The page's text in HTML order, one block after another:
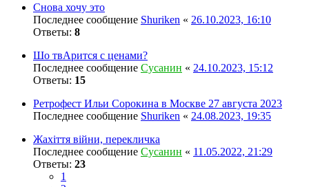
Снова хочу это
Последнее сообщение Shuriken « 26.10.2023, 16:10
Ответы: 8
Шо твАрится с ценами?
Последнее сообщение Сусанин « 24.10.2023, 15:12
Ответы: 15
Ретрофест Ильи Сорокина в Москве 27 августа 2023
Последнее сообщение Shuriken « 24.08.2023, 19:35
Жахіття війни, перекличка
Последнее сообщение Сусанин « 11.05.2022, 21:29
Ответы: 23
1